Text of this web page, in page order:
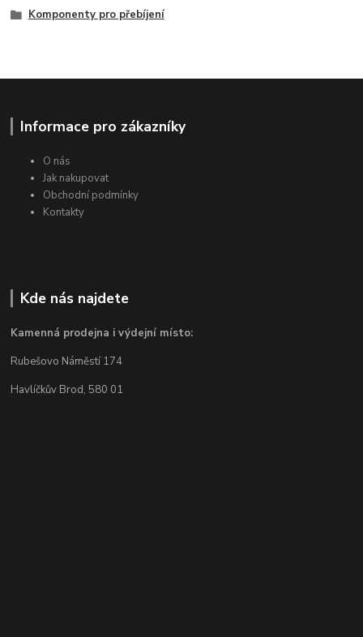
Komponenty pro přebíjení
Informace pro zákazníky
O nás
Jak nakupovat
Obchodní podmínky
Kontakty
Kde nás najdete
Kamenná prodejna i výdejní místo:
Rubešovo Náměstí 174
Havlíčkův Brod, 580 01